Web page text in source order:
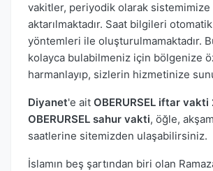
vakitler, periyodik olarak sistemimize
aktarılmaktadır. Saat bilgileri
yöntemleri ile oluşturulmamaktadır.
kolayca bulabilmeniz için bölgenize
harmanlayıp, sizlerin hizmetinize
Diyanet'e ait OBERURSEL iftar vakti
OBERURSEL sahur vakti, öğle,
saatlerine sitemizden ulaşabilirsiniz.
İslamın beş şartından biri olan